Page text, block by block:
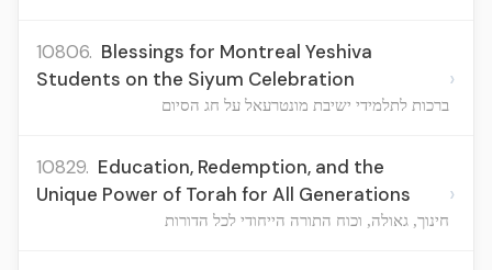
10806. Blessings for Montreal Yeshiva
Students on the Siyum Celebration
ברכות לתלמידי ישיבת מונטרעאל על חג הסיום
›
10829. Education, Redemption, and the
Unique Power of Torah for All Generations
חינוך, גאולה, וכוח התורה הייחודי לכל הדורות
›